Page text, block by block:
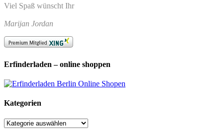
Viel Spaß wünscht Ihr
Marijan Jordan
Erfinderladen – online shoppen
Kategorien
Kategorien